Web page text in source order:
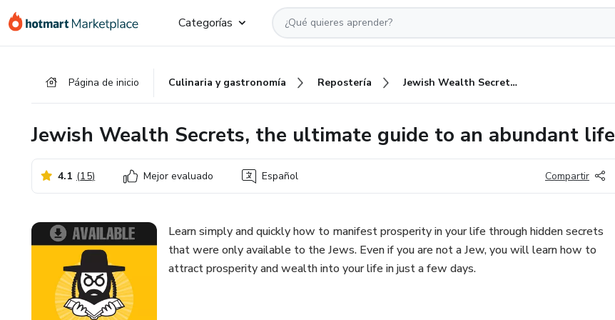
Categorías
Página de inicio Culinaria y gastronomía Repostería Jewish Wealth Secrets, the ultimate guide to an abundant life
Jewish Wealth Secrets, the ultimate guide to an abundant life
4.1 (15) Mejor evaluado Español Compartir
Learn simply and quickly how to manifest prosperity in your life through hidden secrets
that were only available to the Jews. Even if you are not a Jew, you will learn how to
attract prosperity and wealth into your life in just a few days.